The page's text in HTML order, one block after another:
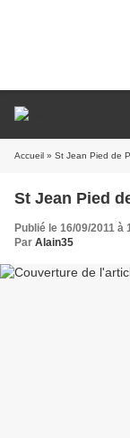
Accueil » St Jean Pied de
St Jean Pied
Publié le 16/09/2011 à
Par Alain35